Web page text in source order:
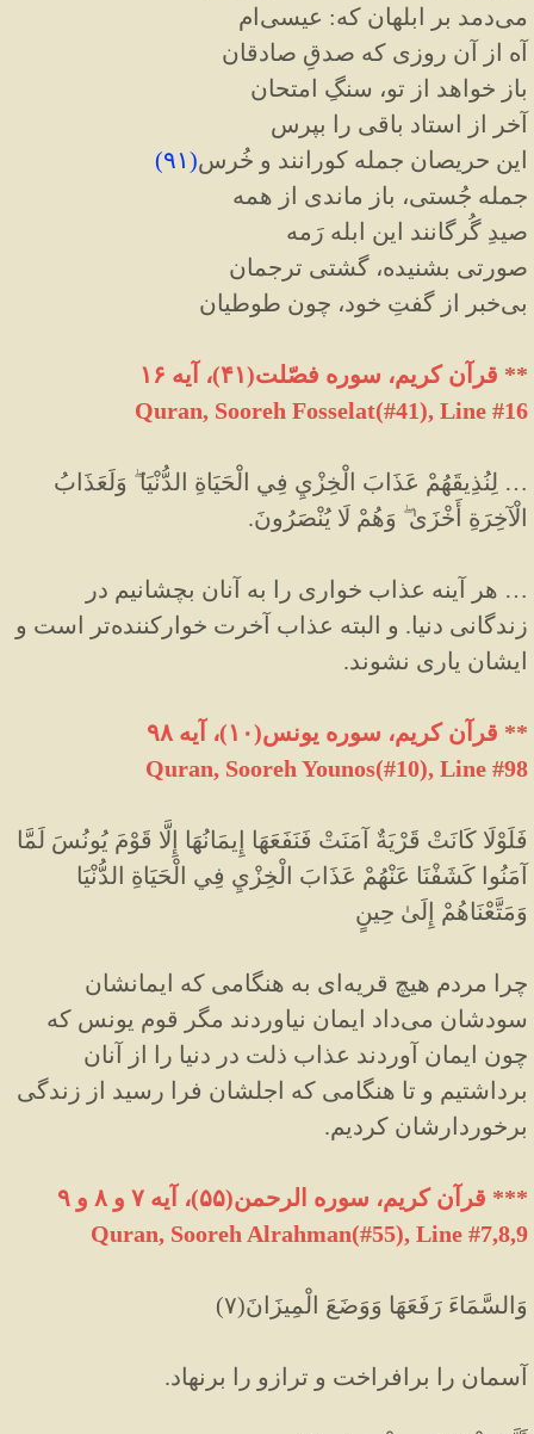
می‌دمد بر ابلهان که: عیسی‌ام
آه از آن روزی که صدقِ صادقان
باز خواهد از تو، سنگِ امتحان
آخر از استاد باقی را بپرس
این حریصان جمله کورانند و خُرس(۹۱)
جمله جُستی، باز ماندی از همه
صیدِ گُرگانند این ابله رَمه
صورتی بشنیده، گشتی ترجمان
بی‌خبر از گفتِ خود، چون طوطیان
** قرآن کریم، سوره فصّلت(۴۱)، آیه ۱۶
Quran, Sooreh Fosselat(#41), Line #16
… لِنُذِيقَهُمْ عَذَابَ الْخِزْيِ فِي الْحَيَاةِ الدُّنْيَا ۖ وَلَعَذَابُ
الْآخِرَةِ أَخْزَىٰ ۖ وَهُمْ لَا يُنْصَرُونَ.
… هر آینه عذاب خوارى را به آنان بچشانيم در
زندگانی دنیا. و البته عذاب آخرت خواركننده‌تر است و
ایشان ياری نشوند.
** قرآن کریم، سوره یونس(۱۰)، آیه ۹۸
Quran, Sooreh Younos(#10), Line #98
فَلَوْلَا كَانَتْ قَرْيَةٌ آمَنَتْ فَنَفَعَهَا إِيمَانُهَا إِلَّا قَوْمَ يُونُسَ لَمَّا
آمَنُوا كَشَفْنَا عَنْهُمْ عَذَابَ الْخِزْيِ فِي الْحَيَاةِ الدُّنْيَا
وَمَتَّعْنَاهُمْ إِلَىٰ حِينٍ
چرا مردم هيچ قريه‌اى به هنگامى كه ايمانشان
سودشان مى‌داد ايمان نياوردند مگر قوم يونس كه
چون ايمان آوردند عذاب ذلت در دنيا را از آنان
برداشتيم و تا هنگامى كه اجلشان فرا رسيد از زندگى
برخوردارشان كرديم.
*** قرآن کریم، سوره الرحمن(۵۵)، آیه ۷ و ۸ و ۹
Quran, Sooreh Alrahman(#55), Line #7,8,9
وَالسَّمَاءَ رَفَعَهَا وَوَضَعَ الْمِيزَانَ(۷)
آسمان را برافراخت و ترازو را برنهاد.